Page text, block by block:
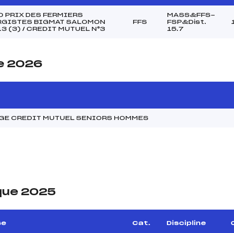
PRIX DES FERMIERS
BIGMAT SALOMON
(3) / CREDIT MUTUEL N°3
FFS
MASS&FFS-
FSP&Dist.
15.7
2026
CREDIT MUTUEL SENIORS HOMMES
2025
Cat. Discipline